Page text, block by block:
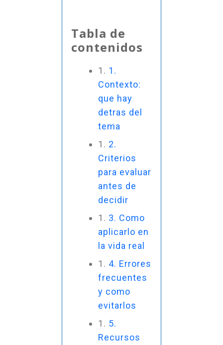
Tabla de
contenidos
1.
Contexto:
que hay
detras del
tema
2.
Criterios
para evaluar
antes de
decidir
3. Como
aplicarlo en
la vida real
4. Errores
frecuentes
y como
evitarlos
5.
Recursos